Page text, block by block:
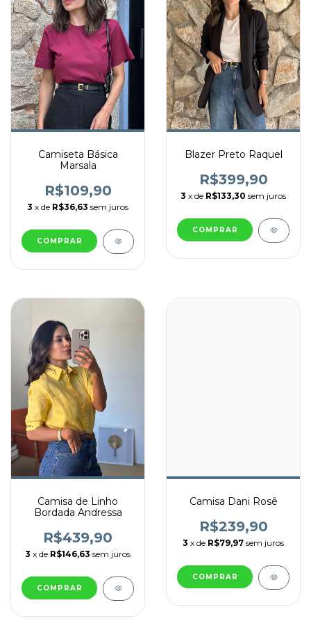
Camiseta Básica
Marsala
R$109,90
3 x de R$36,63 sem juros
COMPRAR
Blazer Preto Raquel
R$399,90
3 x de R$133,30 sem juros
COMPRAR
Camisa de Linho
Bordada Andressa
R$439,90
3 x de R$146,63 sem juros
COMPRAR
Camisa Dani Rosê
R$239,90
3 x de R$79,97 sem juros
COMPRAR